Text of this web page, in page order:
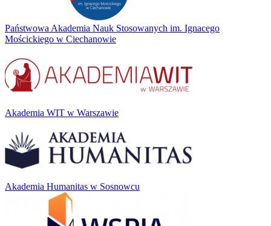
Państwowa Akademia Nauk Stosowanych im. Ignacego
Mościckiego w Ciechanowie
Akademia WIT w Warszawie
Akademia Humanitas w Sosnowcu